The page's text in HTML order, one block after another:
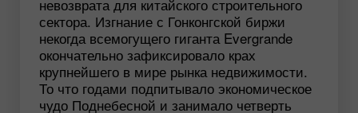
невозврата для китайского строительного
сектора. Изгнание с Гонконгской биржи
некогда всемогущего гиганта Evergrande
окончательно зафиксировало крах
крупнейшего в мире рынка недвижимости.
То что годами подпитывало экономическое
чудо Поднебесной и занимало четверть